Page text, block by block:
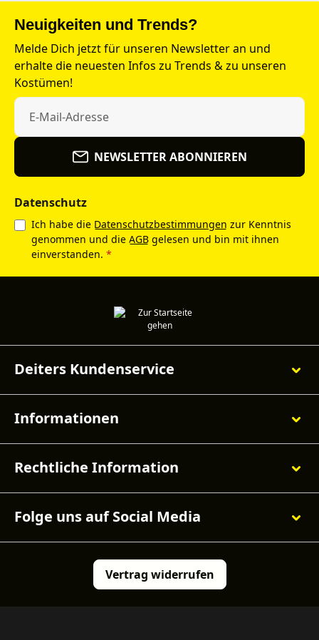
Neuigkeiten und Trends?
Melde Dich jetzt für unseren Newsletter an und
erhalte die neuesten Infos zu Trends & zu unseren
Kostümen!
NEWSLETTER ABONNIEREN
Datenschutz
Ich habe die Datenschutzbestimmungen zur Kenntnis
genommen und die AGB gelesen und bin mit ihnen
einverstanden. *
Deiters Kundenservice
Informationen
Rechtliche Information
Folge uns auf Social Media
Vertrag widerrufen